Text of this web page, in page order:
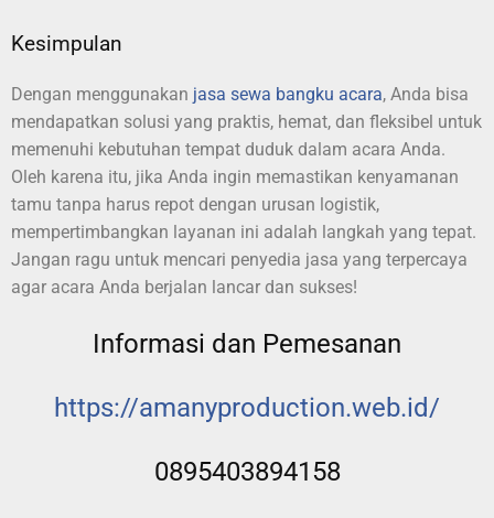
Kesimpulan
Dengan menggunakan jasa sewa bangku acara, Anda bisa
mendapatkan solusi yang praktis, hemat, dan fleksibel untuk
memenuhi kebutuhan tempat duduk dalam acara Anda.
Oleh karena itu, jika Anda ingin memastikan kenyamanan
tamu tanpa harus repot dengan urusan logistik,
mempertimbangkan layanan ini adalah langkah yang tepat.
Jangan ragu untuk mencari penyedia jasa yang terpercaya
agar acara Anda berjalan lancar dan sukses!
Informasi dan Pemesanan
https://amanyproduction.web.id/
0895403894158